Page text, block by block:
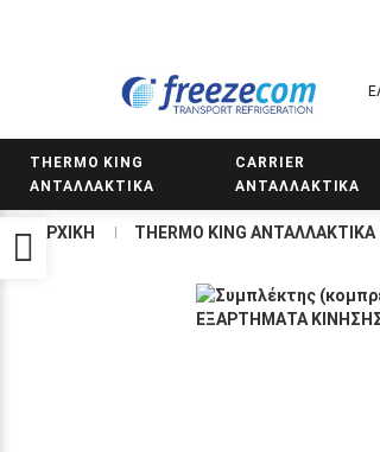
THERMO KING
ΑΝΤΑΛΛΑΚΤΙΚΑ
CARRIER
ΑΝΤΑΛΛΑΚΤΙΚΑ
ΑΡΧΙΚΗ THERMO KING ΑΝΤΑΛΛΑΚΤΙΚΑ
Προσβασιμότητα